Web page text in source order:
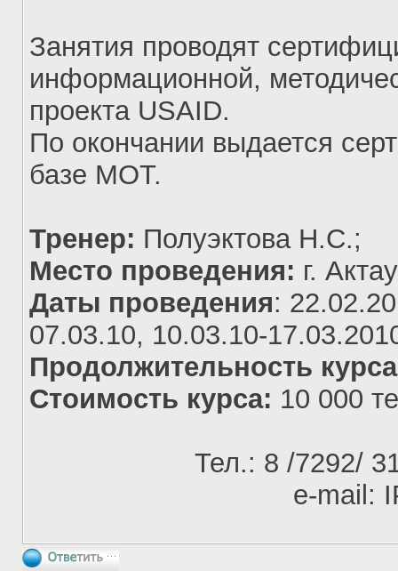
Занятия проводят
информационной,
проекта USAID.
По окончании выдается
базе МОТ.
Тренер: Полуэктова Н.С.;
Место проведения: г.
Даты проведения:
07.03.10, 10.03.10-
Продолжительность
Стоимость курса: 10 000
Тел.: 8 /7292/
е-mail :